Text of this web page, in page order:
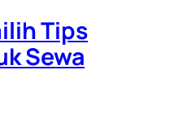
Tips
Sewa